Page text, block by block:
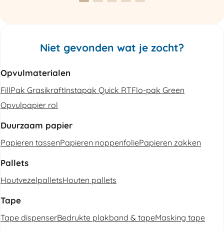
Niet gevonden wat je zocht?
Opvulmaterialen
FillPak GrasikraftInstapak Quick RTFlo-pak Green
Opvulpapier rol
Duurzaam papier
Papieren tassenPapieren noppenfoliePapieren zakken
Pallets
HoutvezelpalletsHouten pallets
Tape
Tape dispenserBedrukte plakband & tapeMasking tape